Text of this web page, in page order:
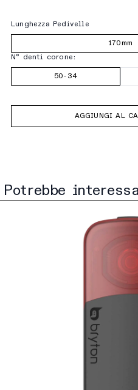
Lunghezza Pedivelle
170mm
N° denti corone:
50-34
AGGIUNGI AL
Potrebbe